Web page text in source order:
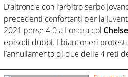
D’altronde con l’arbitro serbo
precedenti confortanti per la
2021 perse 4-0 a Londra col
episodi dubbi. I bianconeri
l’annullamento di due delle 4 reti